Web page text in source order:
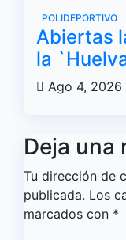
POLIDEPORTIVO
Abiertas
la
Ago 4, 2026
Deja una
Tu dirección de
publicada. Los
marcados con *